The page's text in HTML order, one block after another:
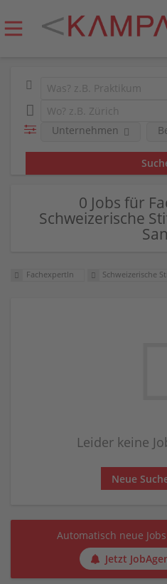
Unternehmen
0 Jobs für
Schweizerische
FachexpertIn Schweizerische
Leider keine
Neue
Automatisch neue
Jetzt